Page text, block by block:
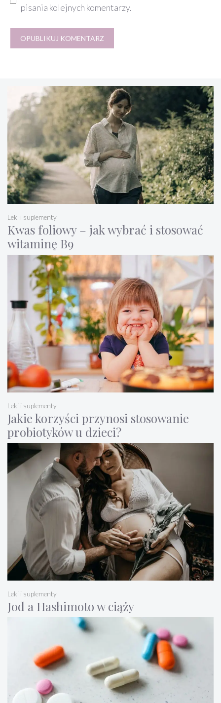
pisania kolejnych komentarzy.
Kwas foliowy – jak wybrać i stosować
witaminę B9
Leki i suplementy
Jakie korzyści przynosi stosowanie
probiotyków u dzieci?
Leki i suplementy
Jod a Hashimoto w ciąży
Leki i suplementy